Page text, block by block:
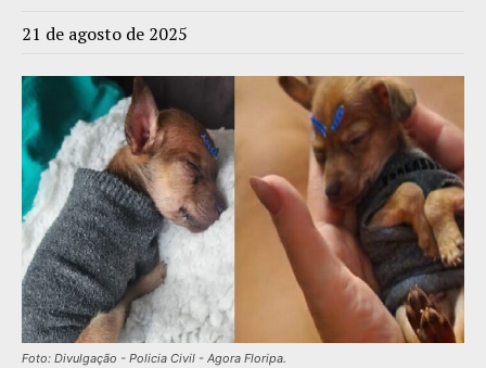
21 de agosto de 2025
Foto: Divulgação - Policia Civil - Agora Floripa.